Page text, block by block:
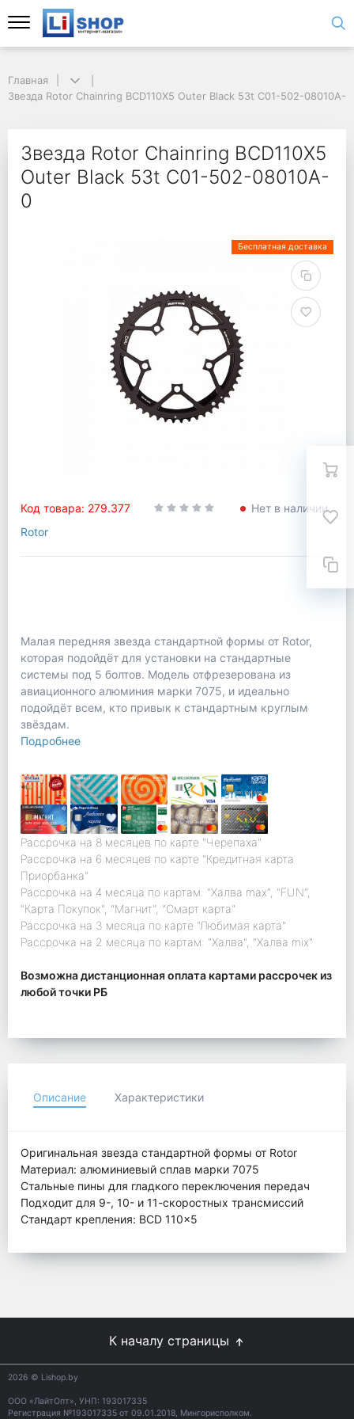
Главная
Звезда Rotor Chainring BCD110X5 Outer Black 53t C01-502-08010A-0
Звезда Rotor Chainring BCD110X5
Outer Black 53t C01-502-08010A-
0
Бесплатная доставка
Код товара: 279.377
Нет в наличии
Rotor
Малая передняя звезда стандартной формы от Rotor,
которая подойдёт для установки на стандартные
системы под 5 болтов. Модель отфрезерована из
авиационного алюминия марки 7075, и идеально
подойдёт всем, кто привык к стандартным круглым
звёздам.
Подробнее
Рассрочка на 8 месяцев по карте "Черепаха"
Рассрочка на 6 месяцев по карте "Кредитная карта
Приорбанка"
Рассрочка на 4 месяца по картам: "Халва max", "FUN",
"Карта Покупок", "Магнит", "Смарт карта"
Рассрочка на 3 месяца по карте "Любимая карта"
Рассрочка на 2 месяца по картам: "Халва", "Халва mix"
Возможна дистанционная оплата картами рассрочек из
любой точки РБ
Описание Характеристики
Оригинальная звезда стандартной формы от Rotor
Материал: алюминиевый сплав марки 7075
Стальные пины для гладкого переключения передач
Подходит для 9-, 10- и 11-скоростных трансмиссий
Стандарт крепления: BCD 110x5
К началу страницы
2026 © Lishop.by
ООО «ЛайтОпт», УНП: 193017335
Регистрация №193017335 от 09.01.2018, Мингорисполком.